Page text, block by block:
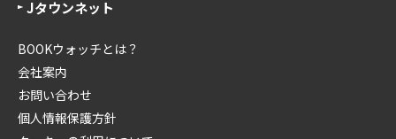
Jタウンネット
BOOKウォッチとは？
会社案内
お問い合わせ
個人情報保護方針